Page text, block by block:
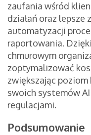
zaufania wśród
działań oraz lepsze
automatyzacji
raportowania.
chmurowym
zoptymalizować
zwiększając
swoich systemów
regulacjami.
Podsumowanie